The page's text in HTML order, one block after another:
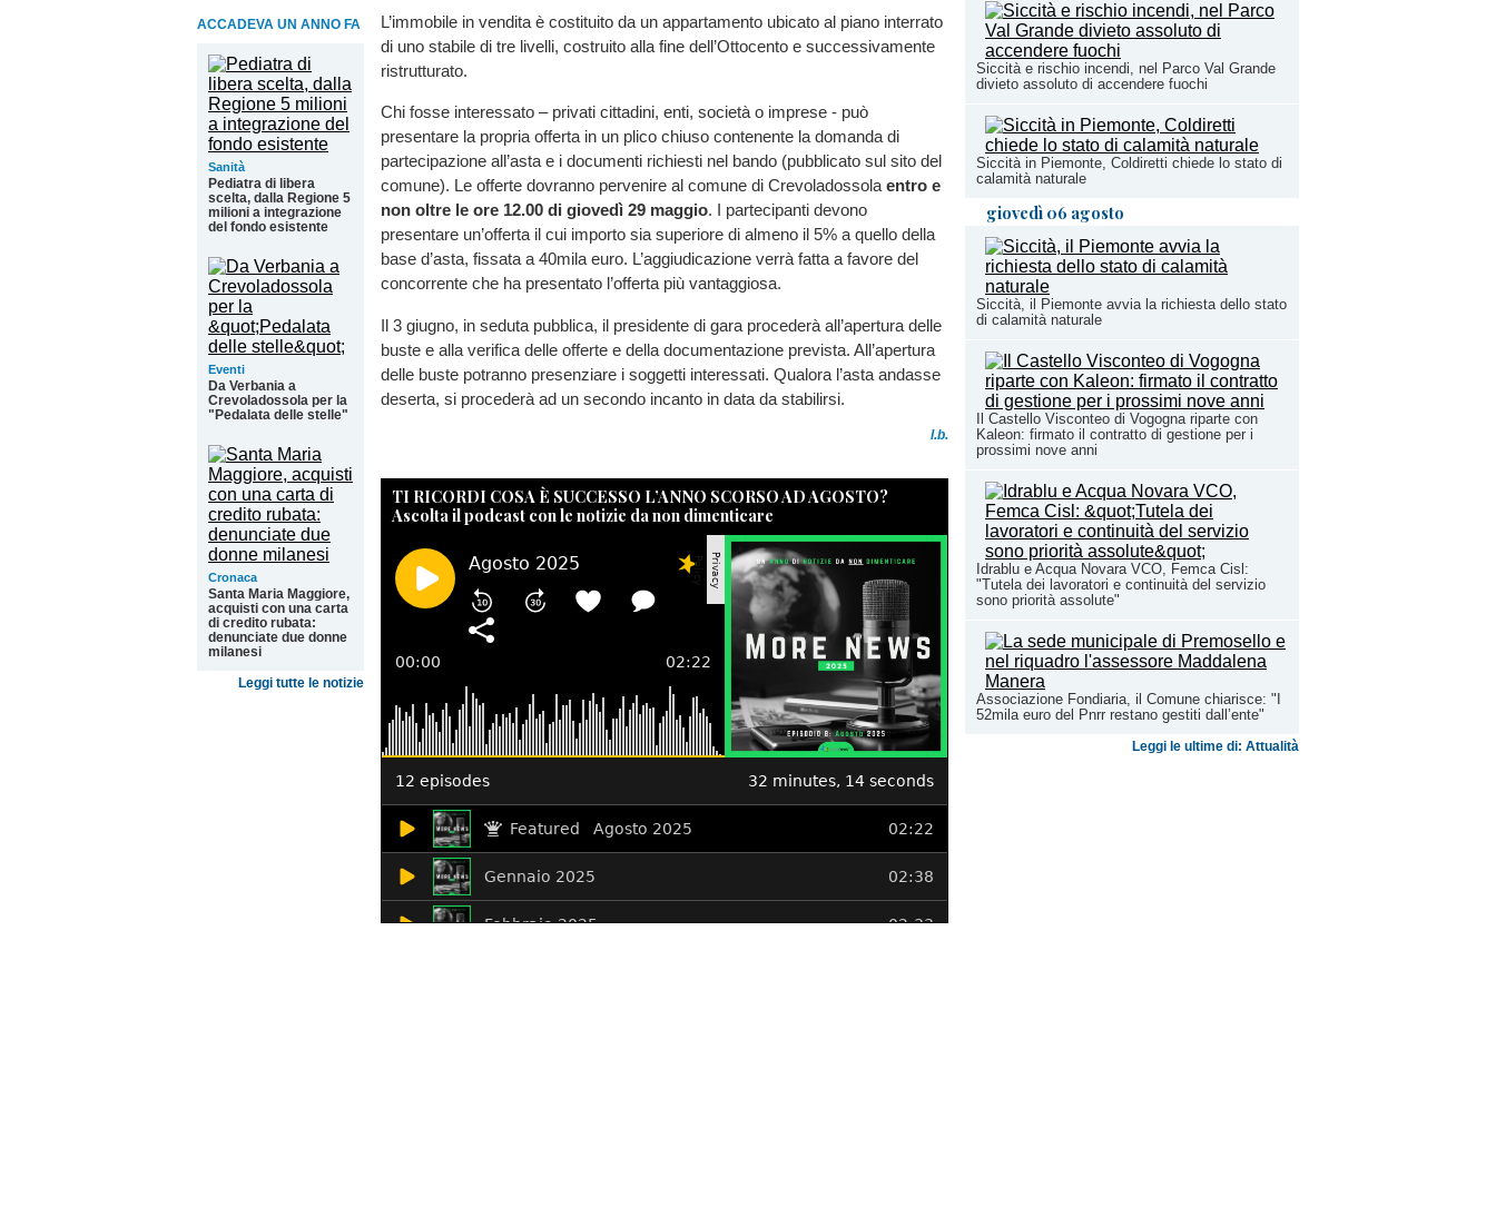
Siccità e rischio incendi, nel Parco Val Grande
divieto assoluto di accendere fuochi
Siccità in Piemonte, Coldiretti chiede lo stato di
calamità naturale
giovedì 06 agosto
Siccità, il Piemonte avvia la richiesta dello stato
di calamità naturale
Il Castello Visconteo di Vogogna riparte con
Kaleon: firmato il contratto di gestione per i
prossimi nove anni
Idrablu e Acqua Novara VCO, Femca Cisl:
"Tutela dei lavoratori e continuità del servizio
sono priorità assolute"
Associazione Fondiaria, il Comune chiarisce: "I
52mila euro del Pnrr restano gestiti dall’ente"
Leggi le ultime di: Attualità
ACCADEVA UN ANNO FA
Sanità
Pediatra di libera
scelta, dalla Regione 5
milioni a integrazione
del fondo esistente
Eventi
Da Verbania a
Crevoladossola per la
"Pedalata delle stelle"
Cronaca
Santa Maria Maggiore,
acquisti con una carta
di credito rubata:
denunciate due donne
milanesi
Leggi tutte le notizie
L’immobile in vendita è costituito da un appartamento ubicato al piano interrato
di uno stabile di tre livelli, costruito alla fine dell’Ottocento e successivamente
ristrutturato.
Chi fosse interessato – privati cittadini, enti, società o imprese - può
presentare la propria offerta in un plico chiuso contenente la domanda di
partecipazione all’asta e i documenti richiesti nel bando (pubblicato sul sito del
comune). Le offerte dovranno pervenire al comune di Crevoladossola entro e
non oltre le ore 12.00 di giovedì 29 maggio. I partecipanti devono
presentare un’offerta il cui importo sia superiore di almeno il 5% a quello della
base d’asta, fissata a 40mila euro. L’aggiudicazione verrà fatta a favore del
concorrente che ha presentato l’offerta più vantaggiosa.
Il 3 giugno, in seduta pubblica, il presidente di gara procederà all’apertura delle
buste e alla verifica delle offerte e della documentazione prevista. All’apertura
delle buste potranno presenziare i soggetti interessati. Qualora l’asta andasse
deserta, si procederà ad un secondo incanto in data da stabilirsi.
l.b.
TI RICORDI COSA È SUCCESSO L’ANNO SCORSO AD AGOSTO?
Ascolta il podcast con le notizie da non dimenticare